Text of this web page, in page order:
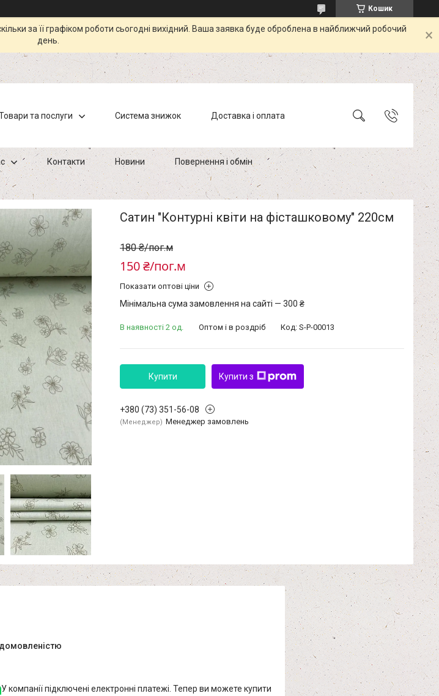
Кошик
за її графіком роботи сьогодні вихідний. Ваша заявка буде оброблена в найближчий робочий
день.
та послуги Система знижок Доставка і оплата
Контакти Новини Повернення і обмін
Сатин "Контурні квіти на фісташковому" 220см
180 ₴/пог.м
150 ₴/пог.м
Показати оптові ціни
Мінімальна сума замовлення на сайті — 300 ₴
В наявності 2 од. Оптом і в роздріб Код: S-P-00013
Купити Купити з
+380 (73) 351-56-08
Менеджер Менеджер замовлень
У компанії підключені електронні платежі. Тепер ви можете купити